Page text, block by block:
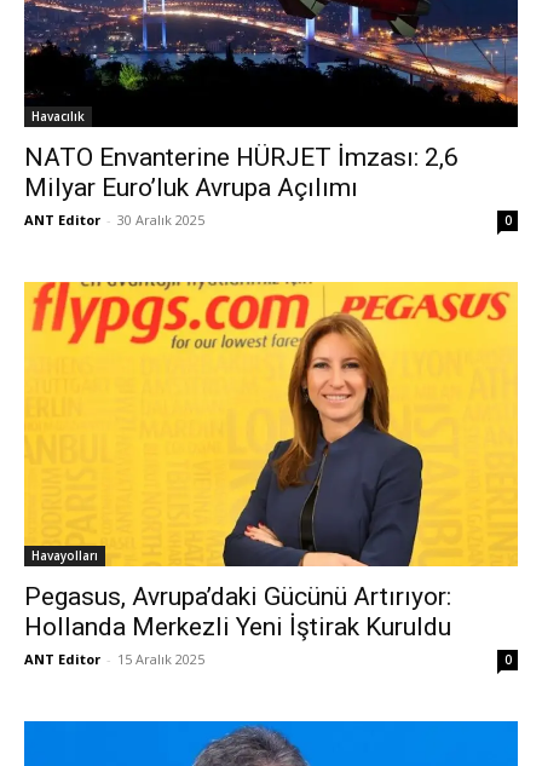
Havacılık
NATO Envanterine HÜRJET İmzası: 2,6
Milyar Euro’luk Avrupa Açılımı
ANT Editor - 30 Aralık 2025 0
Havayolları
Pegasus, Avrupa’daki Gücünü Artırıyor:
Hollanda Merkezli Yeni İştirak Kuruldu
ANT Editor - 15 Aralık 2025 0